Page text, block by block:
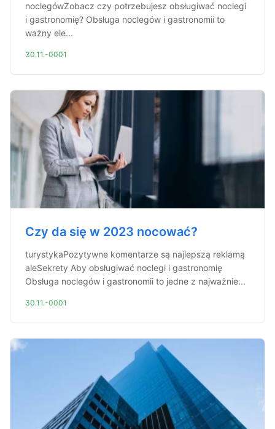
noclegówZobacz czy potrzebujesz obsługiwać noclegi
i gastronomię? Obsługa noclegów i gastronomii to
ważny ele...
30.11.-0001
Czy da się w 2023 nocować?
turystykaPozytywne komentarze są najlepszą reklamą
aleSekrety Aby obsługiwać noclegi i gastronomię
Obsługa noclegów i gastronomii to jedne z najważnie...
30.11.-0001